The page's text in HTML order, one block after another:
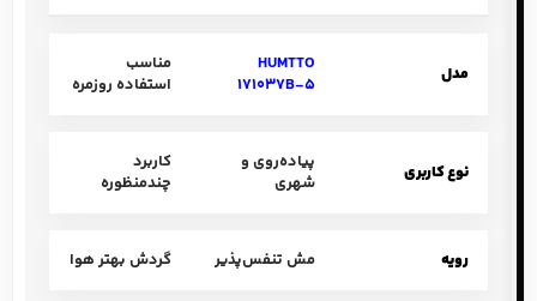
مدل
HUMTTO
171037B-5
مناسب
استفاده روزمره
نوع کاربری
پیاده‌روی و
شهری
کاربرد
چندمنظوره
رویه مش تنفس‌پذیر گردش بهتر هوا